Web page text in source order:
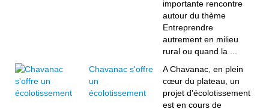
importante rencontre
autour du thème
Entreprendre
autrement en milieu
rural ou quand la ...
Chavanac s'offre
un
écolotissement
A Chavanac, en plein
cœur du plateau, un
projet d'écolotissement
est en cours de